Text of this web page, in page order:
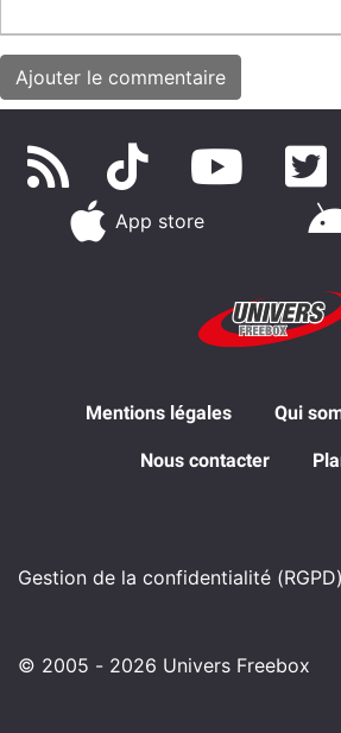
App store
Mentions légales Qui
Nous contacter
Gestion de la confidentialité (RGPD)
© 2005 - 2026 Univers Freebox